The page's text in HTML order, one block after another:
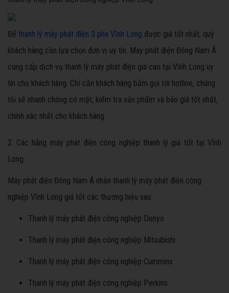
Để thanh lý máy phát điện 3 pha Vĩnh Long được giá tốt nhất, quý
khách hàng cần lựa chọn đơn vị uy tín. Máy phát điện Đông Nam Á
cung cấp dịch vụ thanh lý máy phát điện giá cao tại Vĩnh Long uy
tín cho khách hàng. Chỉ cần khách hàng bấm gọi tới hotline, chúng
tôi sẽ nhanh chóng có mặt, kiểm tra sản phẩm và báo giá tốt nhất,
chính xác nhất cho khách hàng.
2. Các hãng máy phát điện công nghiệp thanh lý giá tốt tại Vĩnh
Long
Máy phát điện Đông Nam Á nhận thanh lý máy phát điện công
nghiệp Vĩnh Long giá tốt các thương hiệu sau:
Thanh lý máy phát điện công nghiệp Denyo
Thanh lý máy phát điện công nghiệp Mitsubishi
Thanh lý máy phát điện công nghiệp Cummins
Thanh lý máy phát điện công nghiệp Perkins